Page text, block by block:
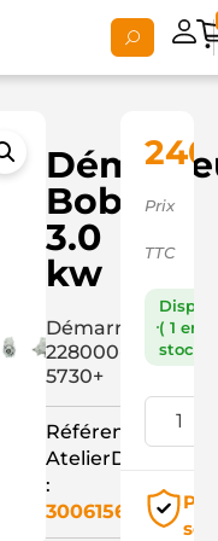
Bobcat
3.0
kw
Démarreur
228000-
5730+
Référence
AtelierD
:
3006156
Prix
TTC
( 1 en
stock )